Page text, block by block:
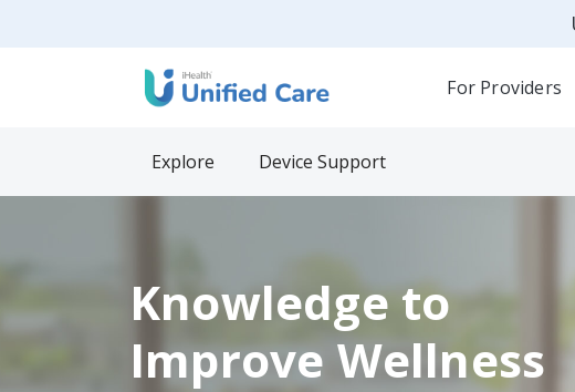
For Providers
Explore Device Support
Knowledge to
Improve Wellness